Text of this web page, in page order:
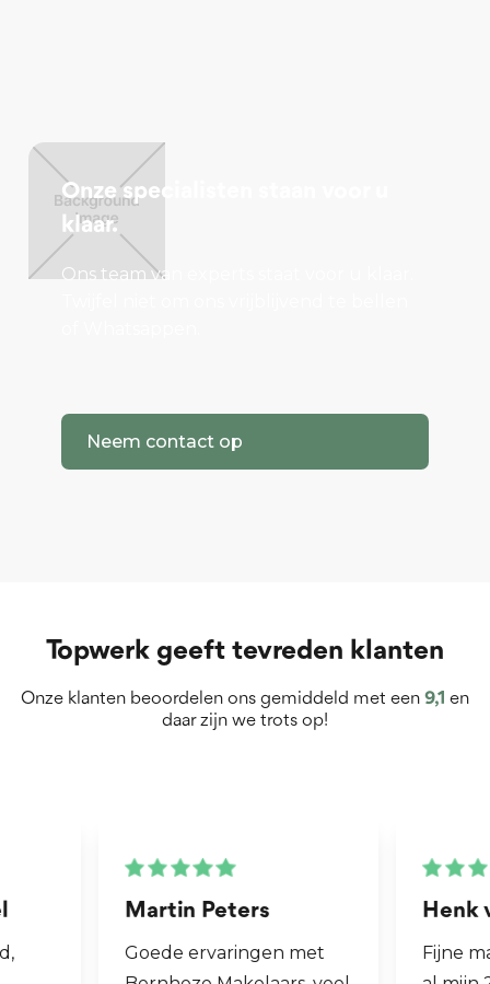
Onze specialisten staan voor u
klaar.
Ons team van experts staat voor u klaar.
Neem contact op
Topwerk geeft tevreden klanten
Onze klanten beoordelen ons gemiddeld met een 9,1 en
daar zijn we trots op!
Martin Peters
Goede ervaringen met
Henk van
Fijne makelaar.